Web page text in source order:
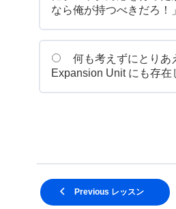
なら俺が持つべきだろ！
何も考えずにとりあ
Expansion Unit にも存在
Previous レッスン